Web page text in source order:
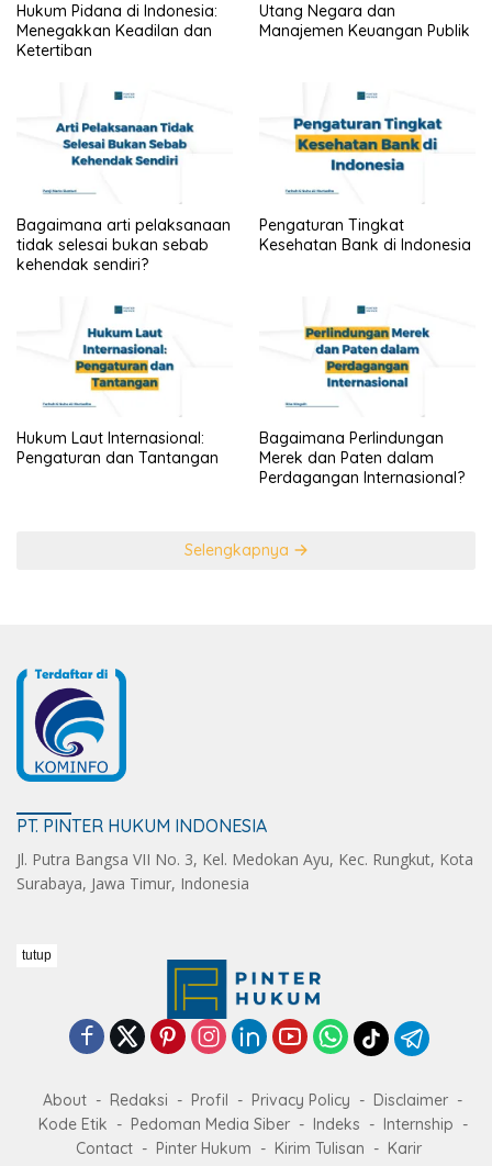
Hukum Pidana di Indonesia:
Menegakkan Keadilan dan
Ketertiban
Utang Negara dan
Manajemen Keuangan Publik
Bagaimana arti pelaksanaan
tidak selesai bukan sebab
kehendak sendiri?
Pengaturan Tingkat
Kesehatan Bank di Indonesia
Hukum Laut Internasional:
Pengaturan dan Tantangan
Bagaimana Perlindungan
Merek dan Paten dalam
Perdagangan Internasional?
Selengkapnya
PT. PINTER HUKUM INDONESIA
Jl. Putra Bangsa VII No. 3, Kel. Medokan Ayu, Kec. Rungkut, Kota
Surabaya, Jawa Timur, Indonesia
About Redaksi Profil Privacy Policy
Disclaimer
Kode Etik
Pedoman Media Siber Indeks
Internship
Contact
Pinter Hukum Kirim Tulisan Karir
tutup